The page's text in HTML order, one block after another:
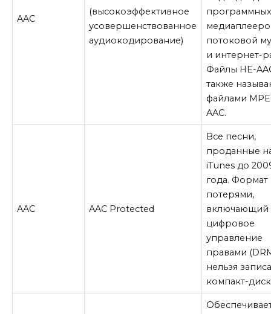
AAC
(высокоэффективное
усовершенствованное
аудиокодирование)
потоковой
и интернет-
Файлы HE-
также
файлами
AAC.
AAC AAC Protected
Все песни,
проданные
iTunes до
года. Формат
потерями,
включающий
цифровое
управление
правами
нельзя
компакт-